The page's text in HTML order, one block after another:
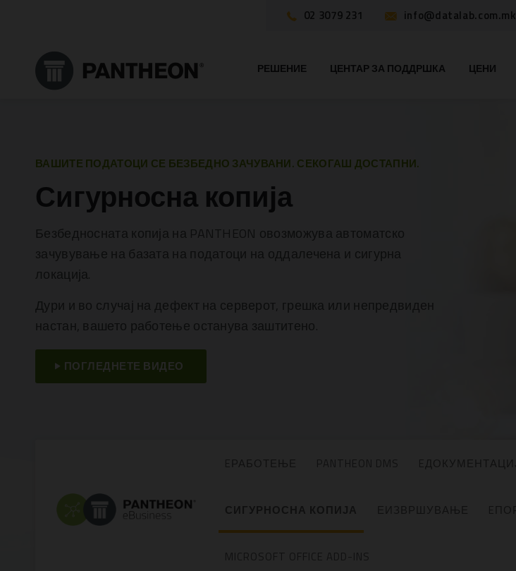
02 3079 231 info@datalab.com.mk
РЕШЕНИЕ ЦЕНТАР ЗА ПОДДРШКА ЦЕНИ
ВАШИТЕ ПОДАТОЦИ СЕ БЕЗБЕДНО ЗАЧУВАНИ. СЕКОГАШ ДОСТАПНИ.
Сигурносна копија
Безбедносната копија на PANTHEON овозможува автоматско
зачувување на базата на податоци на оддалечена и сигурна
локација.
Дури и во случај на дефект на серверот, грешка или непредвиден
настан, вашето работење останува заштитено.
ПОГЛЕДНЕТЕ ВИДЕО